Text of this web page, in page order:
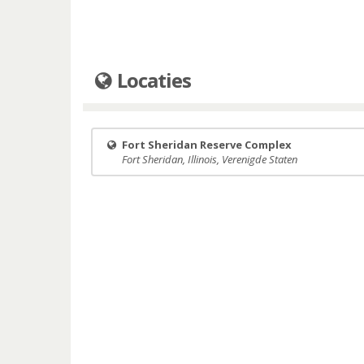
Locaties
Fort Sheridan Reserve Complex
Fort Sheridan, Illinois, Verenigde Staten